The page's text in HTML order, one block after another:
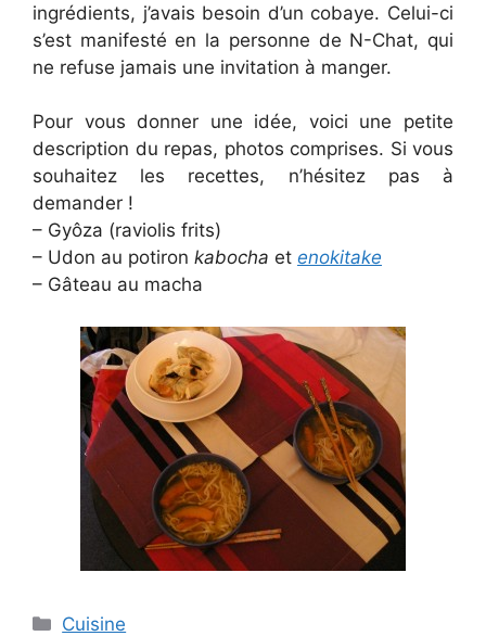
ingrédients, j’avais besoin d’un cobaye. Celui-ci
s’est manifesté en la personne de N-Chat, qui
ne refuse jamais une invitation à manger.
Pour vous donner une idée, voici une petite
description du repas, photos comprises. Si vous
souhaitez les recettes, n’hésitez pas à
demander !
– Gyôza (raviolis frits)
– Udon au potiron kabocha et enokitake
– Gâteau au macha
Categories
Cuisine